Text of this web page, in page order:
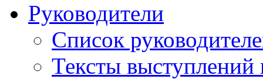
Руководители
Список
Тексты выступлений